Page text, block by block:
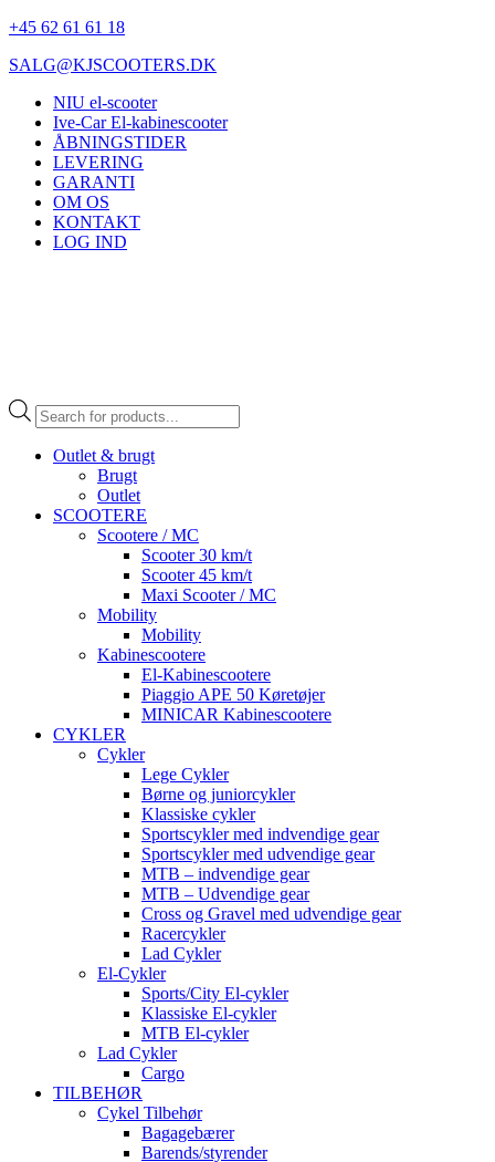
+45 62 61 61 18
SALG@KJSCOOTERS.DK
NIU el-scooter
Ive-Car El-kabinescooter
ÅBNINGSTIDER
LEVERING
GARANTI
OM OS
KONTAKT
LOG IND
Products
search
Outlet & brugt
Brugt
Outlet
SCOOTERE
Scootere / MC
Scooter 30 km/t
Scooter 45 km/t
Maxi Scooter / MC
Mobility
Mobility
Kabinescootere
El-Kabinescootere
Piaggio APE 50 Køretøjer
MINICAR Kabinescootere
CYKLER
Cykler
Lege Cykler
Børne og juniorcykler
Klassiske cykler
Sportscykler med indvendige gear
Sportscykler med udvendige gear
MTB – indvendige gear
MTB – Udvendige gear
Cross og Gravel med udvendige gear
Racercykler
Lad Cykler
El-Cykler
Sports/City El-cykler
Klassiske El-cykler
MTB El-cykler
Lad Cykler
Cargo
TILBEHØR
Cykel Tilbehør
Bagagebærer
Barends/styrender